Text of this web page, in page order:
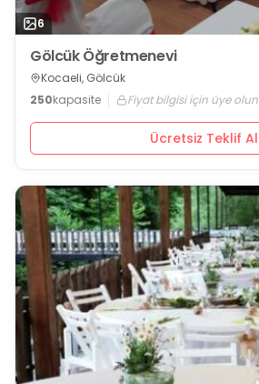
6
Gölcük Öğretmenevi
Kocaeli, Gölcük
250kapasite Fiyat bilgisi için üye olun
Ücretsiz Teklif Al